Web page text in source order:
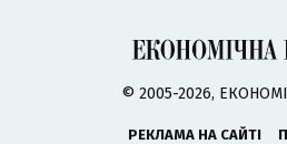
© 2005-2026,
РЕКЛАМА НА САЙТІ